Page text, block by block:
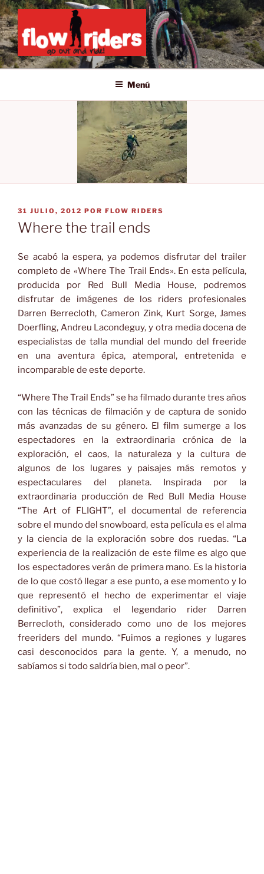
Saltar
al
contenido
GO OUT AND RIDE!
Menú
PUBLICADO
EL
31 JULIO, 2012 POR FLOW RIDERS
Where the trail ends
Se acabó la espera, ya podemos disfrutar del trailer
completo de «Where The Trail Ends». En esta película,
producida por Red Bull Media House, podremos
disfrutar de imágenes de los riders profesionales
Darren Berrecloth, Cameron Zink, Kurt Sorge, James
Doerfling, Andreu Lacondeguy, y otra media docena de
especialistas de talla mundial del mundo del freeride
en una aventura épica, atemporal, entretenida e
incomparable de este deporte.
“Where The Trail Ends” se ha filmado durante tres años
con las técnicas de filmación y de captura de sonido
más avanzadas de su género. El film sumerge a los
espectadores en la extraordinaria crónica de la
exploración, el caos, la naturaleza y la cultura de
algunos de los lugares y paisajes más remotos y
espectaculares del planeta. Inspirada por la
extraordinaria producción de Red Bull Media House
“The Art of FLIGHT”, el documental de referencia
sobre el mundo del snowboard, esta película es el alma
y la ciencia de la exploración sobre dos ruedas. “La
experiencia de la realización de este filme es algo que
los espectadores verán de primera mano. Es la historia
de lo que costó llegar a ese punto, a ese momento y lo
que representó el hecho de experimentar el viaje
definitivo”, explica el legendario rider Darren
Berrecloth, considerado como uno de los mejores
freeriders del mundo. “Fuimos a regiones y lugares
casi desconocidos para la gente. Y, a menudo, no
sabíamos si todo saldría bien, mal o peor”.